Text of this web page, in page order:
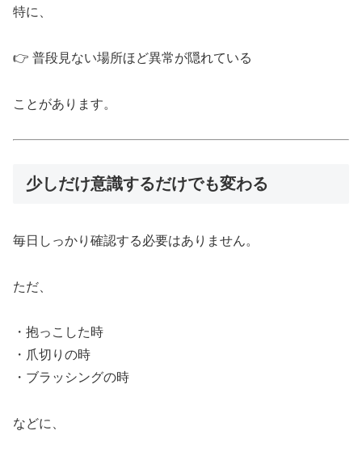
特に、
👉 普段見ない場所ほど異常が隠れている
ことがあります。
少しだけ意識するだけでも変わる
毎日しっかり確認する必要はありません。
ただ、
・抱っこした時
・爪切りの時
・ブラッシングの時
などに、